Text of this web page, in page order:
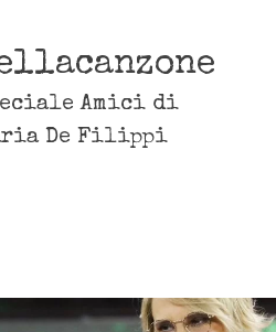
Amici di
De Filippi